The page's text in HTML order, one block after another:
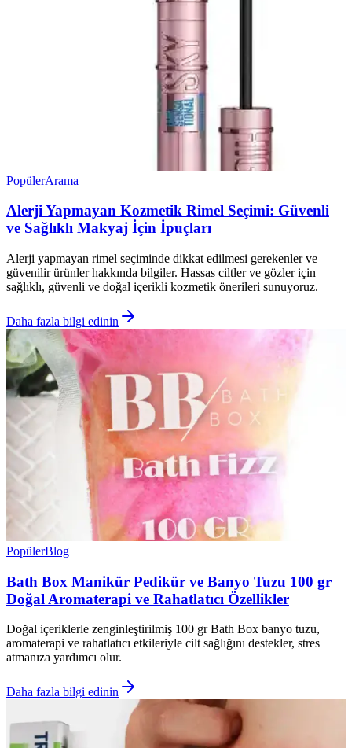
PopülerArama
Alerji Yapmayan Kozmetik Rimel Seçimi: Güvenli
ve Sağlıklı Makyaj İçin İpuçları
Alerji yapmayan rimel seçiminde dikkat edilmesi gerekenler ve
güvenilir ürünler hakkında bilgiler. Hassas ciltler ve gözler için
sağlıklı, güvenli ve doğal içerikli kozmetik önerileri sunuyoruz.
Daha fazla bilgi edinin
PopülerBlog
Bath Box Manikür Pedikür ve Banyo Tuzu 100 gr
Doğal Aromaterapi ve Rahatlatıcı Özellikler
Doğal içeriklerle zenginleştirilmiş 100 gr Bath Box banyo tuzu,
aromaterapi ve rahatlatıcı etkileriyle cilt sağlığını destekler, stres
atmanıza yardımcı olur.
Daha fazla bilgi edinin